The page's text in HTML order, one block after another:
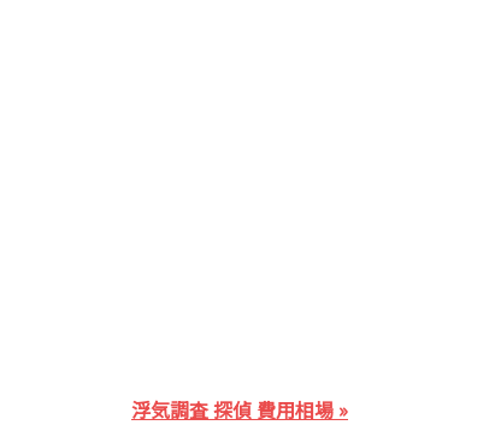
浮気調査 探偵 費用相場 »